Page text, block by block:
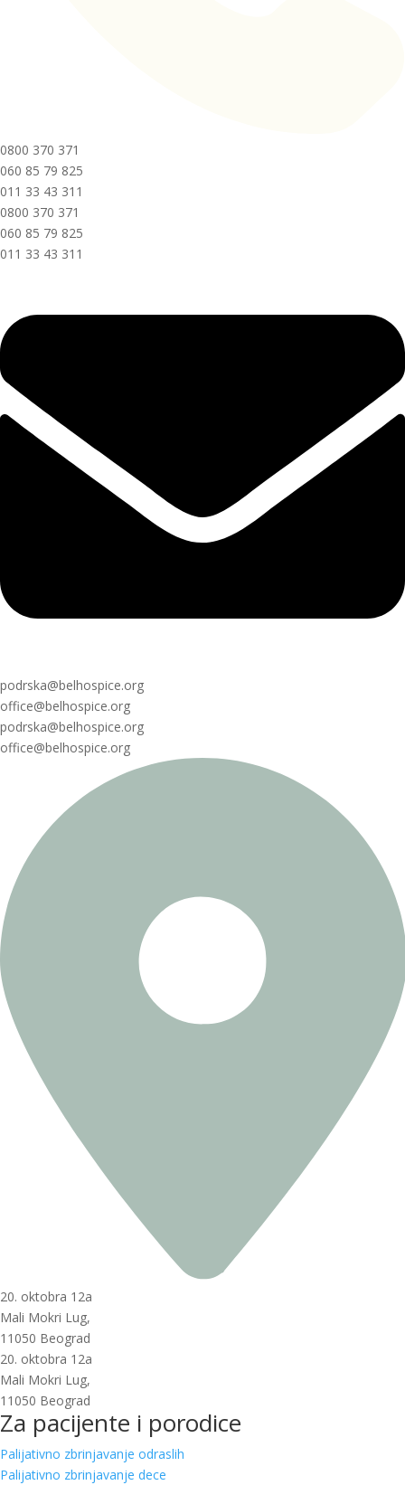
0800 370 371
060 85 79 825
011 33 43 311
0800 370 371
060 85 79 825
011 33 43 311
podrska@belhospice.org
office@belhospice.org
podrska@belhospice.org
office@belhospice.org
20. oktobra 12a
Mali Mokri Lug,
11050 Beograd
20. oktobra 12a
Mali Mokri Lug,
11050 Beograd
Za pacijente i porodice
Palijativno zbrinjavanje odraslih
Palijativno zbrinjavanje dece